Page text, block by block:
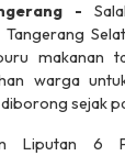
-
makanan
warga
sejak
Liputan 6